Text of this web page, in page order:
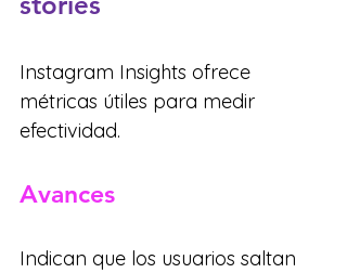
Instagram Insights ofrece
métricas útiles para medir
efectividad.
Avances
Indican que los usuarios saltan